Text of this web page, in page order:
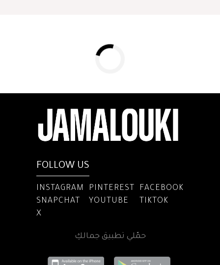
FOLLOW US
INSTAGRAM PINTEREST
FACEBOOK
SNAPCHAT
YOUTUBE
TIKTOK
X
حمّلي تطبيق جمالكِ